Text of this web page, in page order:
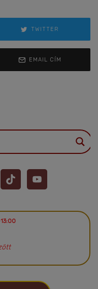
TWITTER
EMAIL CÍM